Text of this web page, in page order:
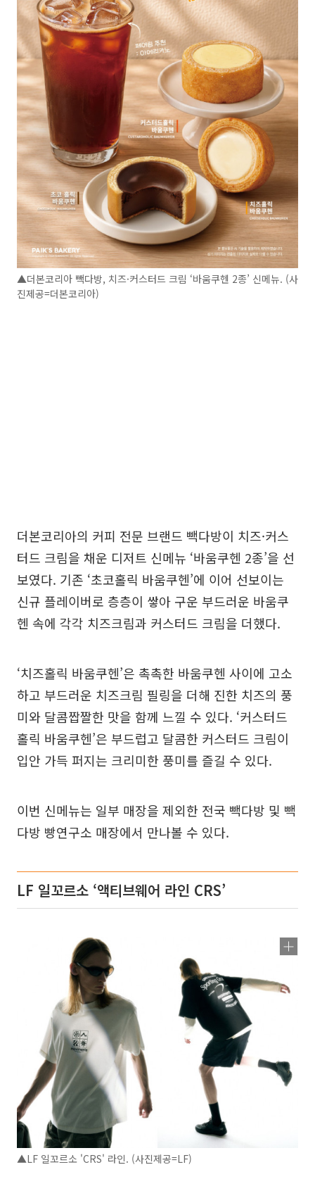
▲더본코리아 빽다방, 치즈·커스터드 크림 ‘바움쿠헨 2종’ 신메뉴. (사
진제공=더본코리아)
더본코리아의 커피 전문 브랜드 빽다방이 치즈·커스
터드 크림을 채운 디저트 신메뉴 ‘바움쿠헨 2종’을 선
보였다. 기존 ‘초코홀릭 바움쿠헨’에 이어 선보이는
신규 플레이버로 층층이 쌓아 구운 부드러운 바움쿠
헨 속에 각각 치즈크림과 커스터드 크림을 더했다.
‘치즈홀릭 바움쿠헨’은 촉촉한 바움쿠헨 사이에 고소
하고 부드러운 치즈크림 필링을 더해 진한 치즈의 풍
미와 달콤짭짤한 맛을 함께 느낄 수 있다. ‘커스터드
홀릭 바움쿠헨’은 부드럽고 달콤한 커스터드 크림이
입안 가득 퍼지는 크리미한 풍미를 즐길 수 있다.
이번 신메뉴는 일부 매장을 제외한 전국 빽다방 및 빽
다방 빵연구소 매장에서 만나볼 수 있다.
LF 일꼬르소 ‘액티브웨어 라인 CRS’
▲LF 일꼬르소 'CRS' 라인. (사진제공=LF)